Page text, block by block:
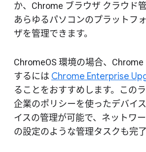
か、Chrome ブラウザ クラウド
あらゆるパソコンのプラットフ
ザを管理できます。
ChromeOS 環境の場合、
するには Chrome Enterprise
ることをおすすめします。このラ
企業のポリシーを使ったデバイ
イスの管理が可能で、ネットワ
の設定のような管理タスクも完了